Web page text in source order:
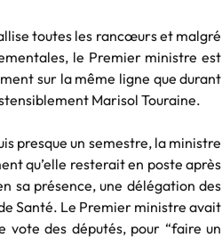
toutes les rancœurs et malgré
le Premier ministre est
sur la même ligne que durant
Marisol Touraine.
presque un semestre, la ministre
qu’elle resterait en poste après
sa présence, une délégation des
Santé. Le Premier ministre avait
vote des députés, pour “faire un